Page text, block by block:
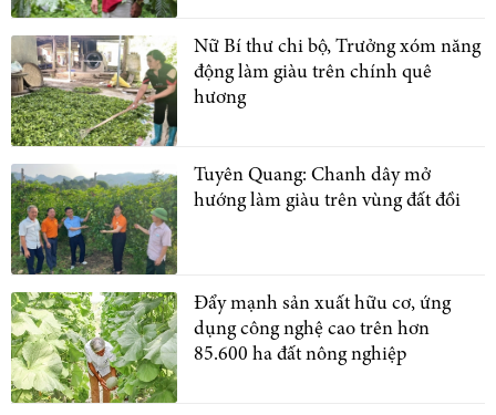
Nữ Bí thư chi bộ, Trưởng xóm năng
động làm giàu trên chính quê
hương
Tuyên Quang: Chanh dây mở
hướng làm giàu trên vùng đất đồi
Đẩy mạnh sản xuất hữu cơ, ứng
dụng công nghệ cao trên hơn
85.600 ha đất nông nghiệp